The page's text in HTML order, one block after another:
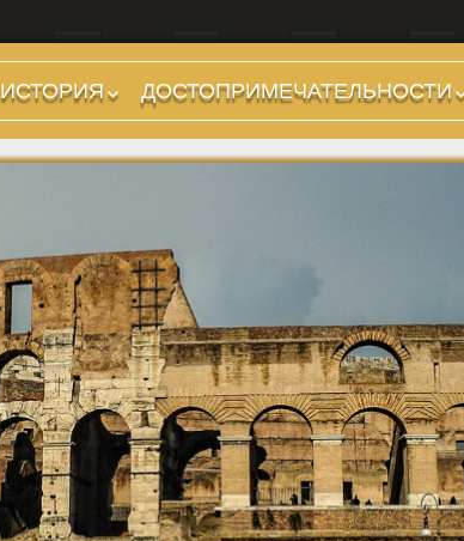
ИСТОРИЯ
Предыстория
Царский период
(509-265 гг до н.э.)
Поздняя Республика
(264-27 гг до н.э.)
Империя. Принципат
(27 г до н.э. — 284 г
н.э.)
Империя. Доминат
(284-476 гг)
Темные Века. Готы
Темные Века.
Экзархат
ДОСТОПРИМЕЧАТЕЛЬНОСТИ
Холмы и остров.
Районы
Стадионы, Термы
Музеи
Дохристианские
храмы
Христианские храмы,
базилики etc.
Дворцы
Арки, колонны и
обелиски
Фонтаны